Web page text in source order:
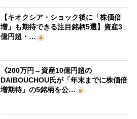
【キオクシア・ショック後に「株価倍
増」も期待できる注目銘柄5選】資産3
億円超・…
《200万円→資産10億円超の
DAIBOUCHOU氏が「年末までに株価倍
増期待」の5銘柄を公…